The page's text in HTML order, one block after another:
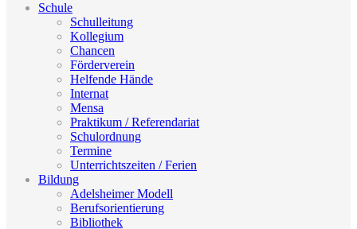
Schule
Schulleitung
Kollegium
Chancen
Förderverein
Helfende Hände
Internat
Mensa
Praktikum / Referendariat
Schulordnung
Termine
Unterrichtszeiten / Ferien
Bildung
Adelsheimer Modell
Berufsorientierung
Bibliothek